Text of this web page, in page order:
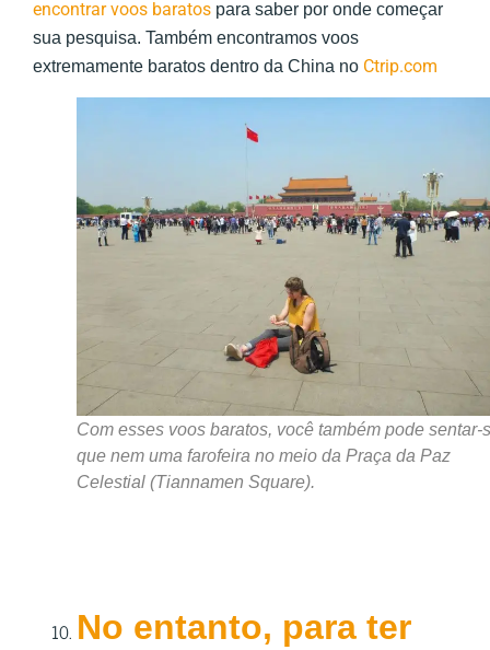
encontrar voos baratos para saber por onde começar
sua pesquisa. Também encontramos voos
extremamente baratos dentro da China no Ctrip.com
Com esses voos baratos, você também pode sentar-
que nem uma farofeira no meio da Praça da Paz
Celestial (Tiannamen Square).
No entanto, para ter